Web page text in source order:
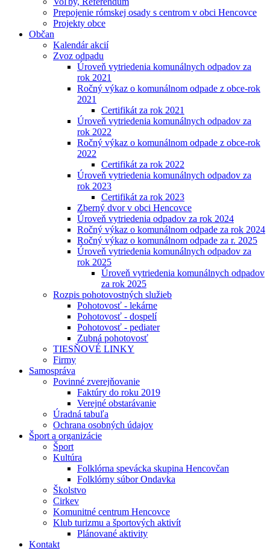
Prepojenie rómskej osady s centrom v obci Hencovce
Projekty obce
Občan
Kalendár akcií
Zvoz odpadu
Úroveň vytriedenia komunálnych odpadov za
rok 2021
Ročný výkaz o komunálnom odpade z obce-rok
2021
Certifikát za rok 2021
Úroveň vytriedenia komunálnych odpadov za
rok 2022
Ročný výkaz o komunálnom odpade z obce-rok
2022
Certifikát za rok 2022
Úroveň vytriedenia komunálnych odpadov za
rok 2023
Certifikát za rok 2023
Zberný dvor v obci Hencovce
Úroveň vytriedenia odpadov za rok 2024
Ročný výkaz o komunálnom odpade za rok 2024
Ročný výkaz o komunálnom odpade za r. 2025
Úroveň vytriedenia komunálnych odpadov za
rok 2025
Úroveň vytriedenia komunálnych odpadov
za rok 2025
Rozpis pohotovostných služieb
Pohotovosť - lekárne
Pohotovosť - dospelí
Pohotovosť - pediater
Zubná pohotovosť
TIESŇOVÉ LINKY
Firmy
Samospráva
Povinné zverejňovanie
Faktúry do roku 2019
Verejné obstarávanie
Úradná tabuľa
Ochrana osobných údajov
Šport a organizácie
Šport
Kultúra
Folklórna spevácka skupina Hencovčan
Folklórny súbor Ondavka
Školstvo
Cirkev
Komunitné centrum Hencovce
Klub turizmu a športových aktivít
Plánované aktivity
Kontakt